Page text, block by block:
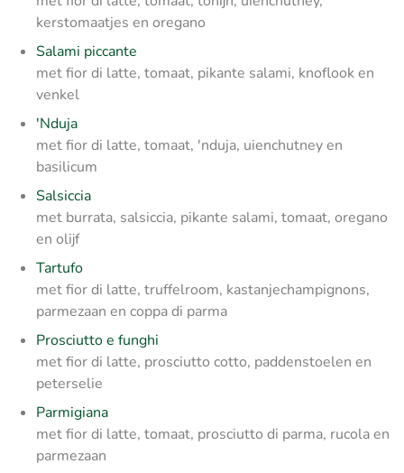
kerstomaatjes en oregano
Salami piccante
met fior di latte, tomaat, pikante salami, knoflook en
venkel
'Nduja
met fior di latte, tomaat, 'nduja, uienchutney en
basilicum
Salsiccia
met burrata, salsiccia, pikante salami, tomaat, oregano
en olijf
Tartufo
met fior di latte, truffelroom, kastanjechampignons,
parmezaan en coppa di parma
Prosciutto e funghi
met fior di latte, prosciutto cotto, paddenstoelen en
peterselie
Parmigiana
met fior di latte, tomaat, prosciutto di parma, rucola en
parmezaan